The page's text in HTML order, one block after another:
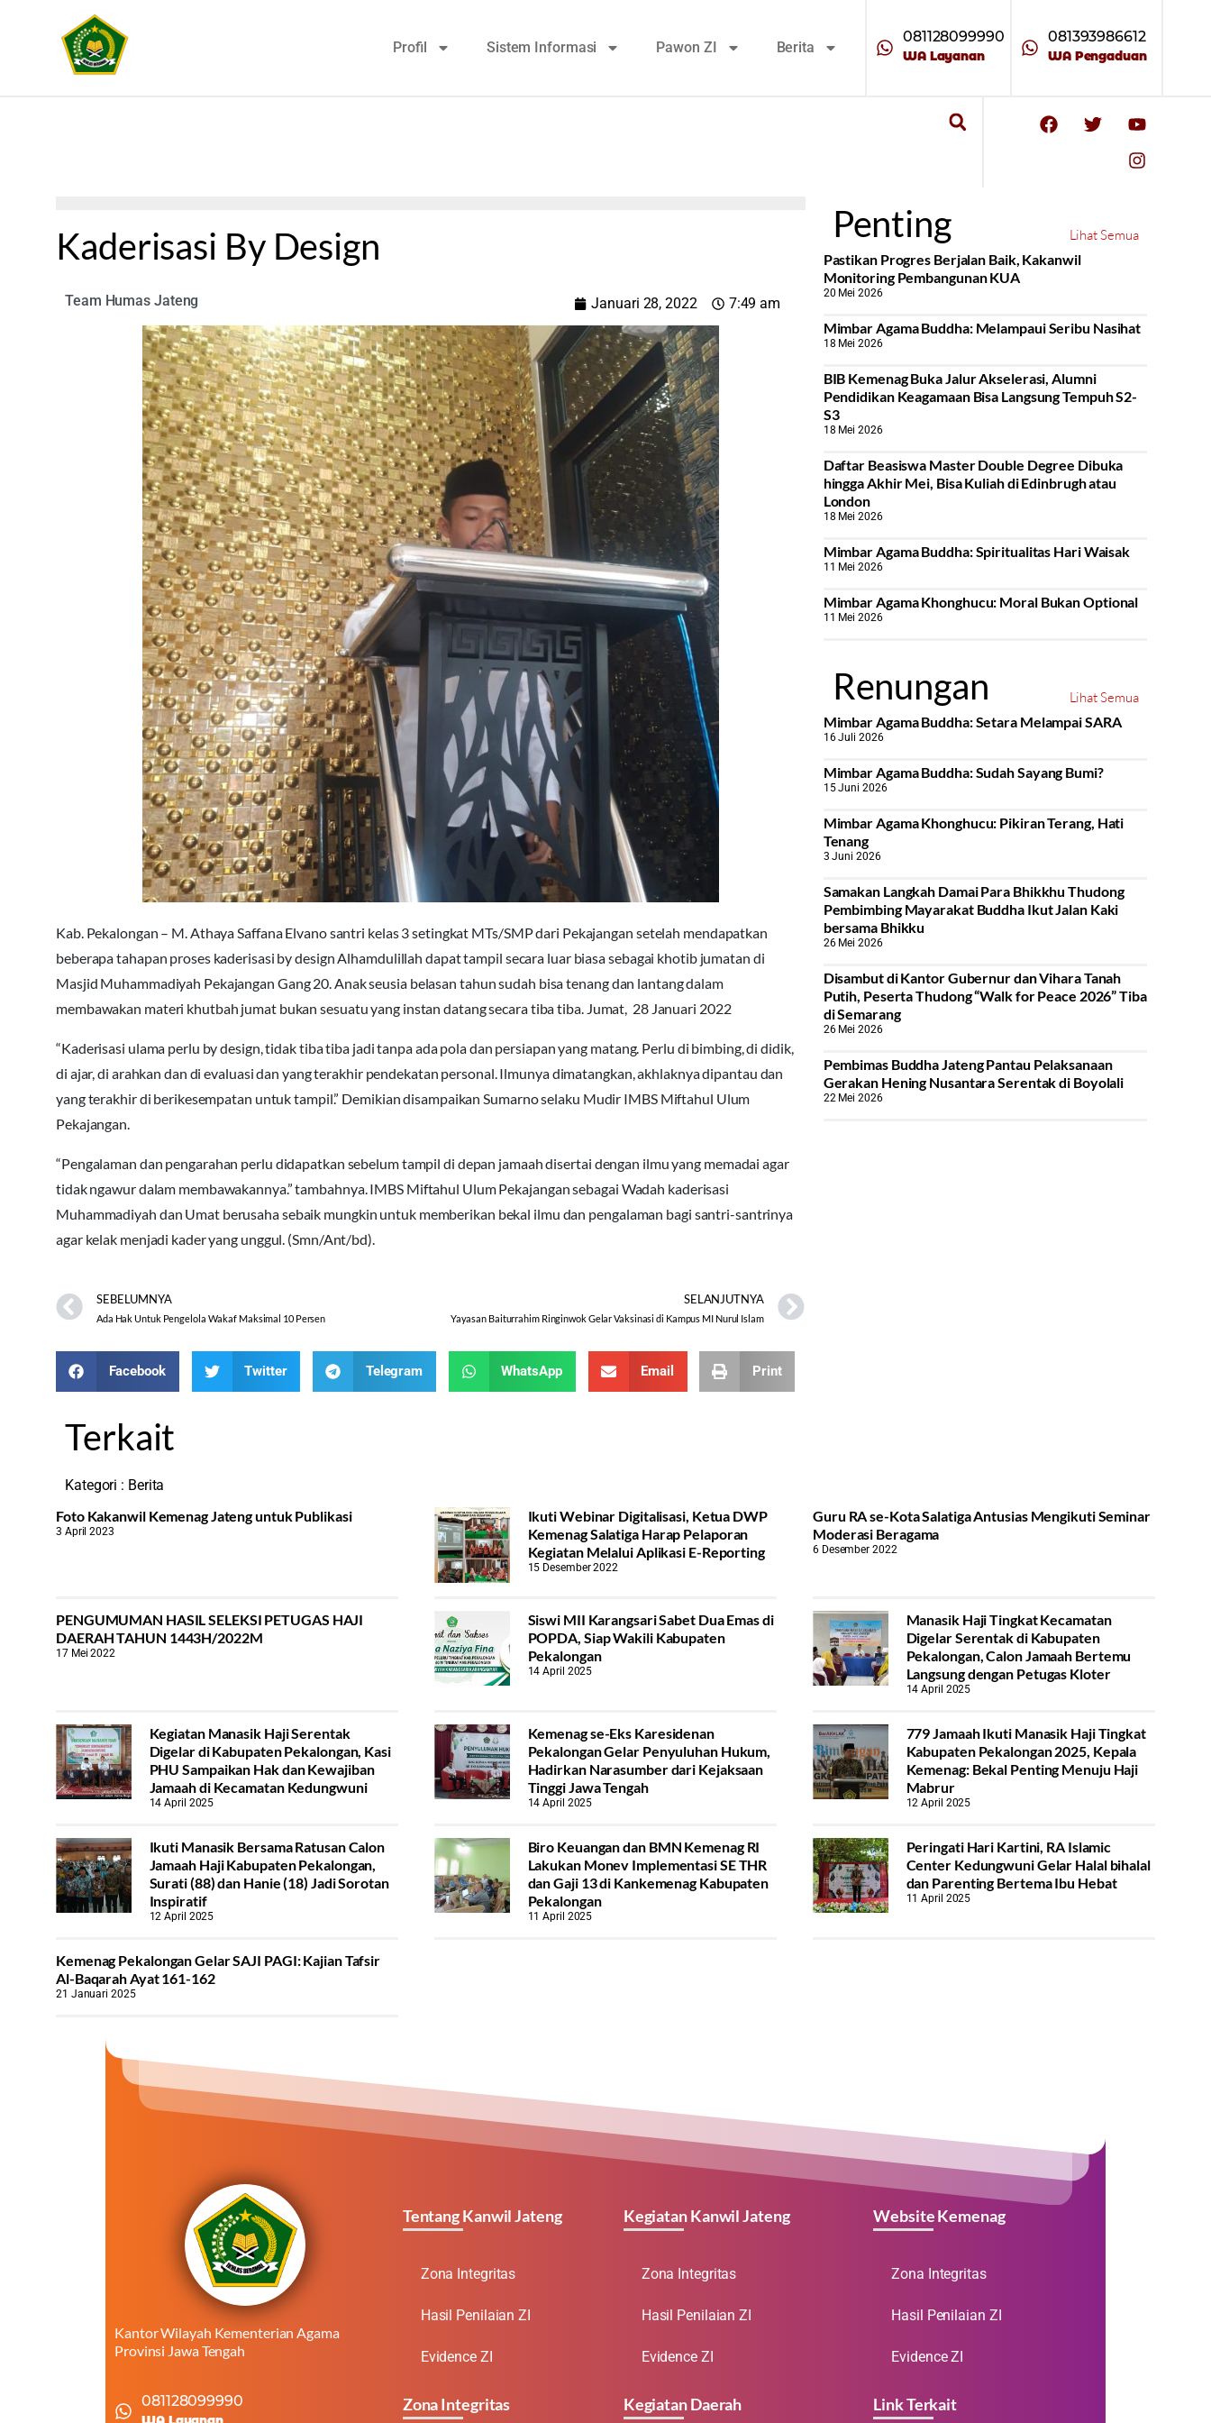
Profil Sistem Informasi Pawon ZI Berita
081128099990
WA Layanan
081393986612
WA Pengaduan
Kaderisasi By Design
Team Humas Jateng Januari 28, 2022 7:49 am
Kab. Pekalongan – M. Athaya Saffana Elvano santri kelas 3 setingkat MTs/SMP dari Pekajangan setelah mendapatkan
beberapa tahapan proses kaderisasi by design Alhamdulillah dapat tampil secara luar biasa sebagai khotib jumatan di
Masjid Muhammadiyah Pekajangan Gang 20. Anak seusia belasan tahun sudah bisa tenang dan lantang dalam
membawakan materi khutbah jumat bukan sesuatu yang instan datang secara tiba tiba. Jumat, 28 Januari 2022
“Kaderisasi ulama perlu by design, tidak tiba tiba jadi tanpa ada pola dan persiapan yang matang. Perlu di bimbing, di didik,
di ajar, di arahkan dan di evaluasi dan yang terakhir pendekatan personal. Ilmunya dimatangkan, akhlaknya dipantau dan
yang terakhir di berikesempatan untuk tampil.” Demikian disampaikan Sumarno selaku Mudir IMBS Miftahul Ulum
Pekajangan.
“Pengalaman dan pengarahan perlu didapatkan sebelum tampil di depan jamaah disertai dengan ilmu yang memadai agar
tidak ngawur dalam membawakannya.” tambahnya. IMBS Miftahul Ulum Pekajangan sebagai Wadah kaderisasi
Muhammadiyah dan Umat berusaha sebaik mungkin untuk memberikan bekal ilmu dan pengalaman bagi santri-santrinya
agar kelak menjadi kader yang unggul. (Smn/Ant/bd).
SEBELUMNYA
Ada Hak Untuk Pengelola Wakaf Maksimal 10 Persen
SELANJUTNYA
Yayasan Baiturrahim Ringinwok Gelar Vaksinasi di Kampus MI Nurul Islam
Facebook Twitter Telegram WhatsApp Email Print
Penting
Lihat Semua
Pastikan Progres Berjalan Baik, Kakanwil
Monitoring Pembangunan KUA
20 Mei 2026
Mimbar Agama Buddha: Melampaui Seribu Nasihat
18 Mei 2026
BIB Kemenag Buka Jalur Akselerasi, Alumni
Pendidikan Keagamaan Bisa Langsung Tempuh S2-
S3
18 Mei 2026
Daftar Beasiswa Master Double Degree Dibuka
hingga Akhir Mei, Bisa Kuliah di Edinbrugh atau
London
18 Mei 2026
Mimbar Agama Buddha: Spiritualitas Hari Waisak
11 Mei 2026
Mimbar Agama Khonghucu: Moral Bukan Optional
11 Mei 2026
Renungan
Lihat Semua
Mimbar Agama Buddha: Setara Melampai SARA
16 Juli 2026
Mimbar Agama Buddha: Sudah Sayang Bumi?
15 Juni 2026
Mimbar Agama Khonghucu: Pikiran Terang, Hati
Tenang
3 Juni 2026
Samakan Langkah Damai Para Bhikkhu Thudong
Pembimbing Mayarakat Buddha Ikut Jalan Kaki
bersama Bhikku
26 Mei 2026
Disambut di Kantor Gubernur dan Vihara Tanah
Putih, Peserta Thudong “Walk for Peace 2026” Tiba
di Semarang
26 Mei 2026
‎Pembimas Buddha Jateng Pantau Pelaksanaan
Gerakan Hening Nusantara Serentak di Boyolali
22 Mei 2026
Terkait
Kategori : Berita
Foto Kakanwil Kemenag Jateng untuk Publikasi
3 April 2023
Ikuti Webinar Digitalisasi, Ketua DWP
Kemenag Salatiga Harap Pelaporan
Kegiatan Melalui Aplikasi E-Reporting
15 Desember 2022
Guru RA se-Kota Salatiga Antusias Mengikuti Seminar
Moderasi Beragama
6 Desember 2022
PENGUMUMAN HASIL SELEKSI PETUGAS HAJI
DAERAH TAHUN 1443H/2022M
17 Mei 2022
Siswi MII Karangsari Sabet Dua Emas di
POPDA, Siap Wakili Kabupaten
Pekalongan
14 April 2025
Manasik Haji Tingkat Kecamatan
Digelar Serentak di Kabupaten
Pekalongan, Calon Jamaah Bertemu
Langsung dengan Petugas Kloter
14 April 2025
Kegiatan Manasik Haji Serentak
Digelar di Kabupaten Pekalongan, Kasi
PHU Sampaikan Hak dan Kewajiban
Jamaah di Kecamatan Kedungwuni
14 April 2025
Kemenag se-Eks Karesidenan
Pekalongan Gelar Penyuluhan Hukum,
Hadirkan Narasumber dari Kejaksaan
Tinggi Jawa Tengah
14 April 2025
779 Jamaah Ikuti Manasik Haji Tingkat
Kabupaten Pekalongan 2025, Kepala
Kemenag: Bekal Penting Menuju Haji
Mabrur
12 April 2025
Ikuti Manasik Bersama Ratusan Calon
Jamaah Haji Kabupaten Pekalongan,
Surati (88) dan Hanie (18) Jadi Sorotan
Inspiratif
12 April 2025
Biro Keuangan dan BMN Kemenag RI
Lakukan Monev Implementasi SE THR
dan Gaji 13 di Kankemenag Kabupaten
Pekalongan
11 April 2025
Peringati Hari Kartini, RA Islamic
Center Kedungwuni Gelar Halal bihalal
dan Parenting Bertema Ibu Hebat
11 April 2025
Kemenag Pekalongan Gelar SAJI PAGI: Kajian Tafsir
Al-Baqarah Ayat 161-162
21 Januari 2025
Kantor Wilayah Kementerian Agama
Provinsi Jawa Tengah
081128099990
Tentang Kanwil Jateng
Zona Integritas
Hasil Penilaian ZI
Evidence ZI
Zona Integritas
Kegiatan Kanwil Jateng
Zona Integritas
Hasil Penilaian ZI
Evidence ZI
Kegiatan Daerah
Website Kemenag
Zona Integritas
Hasil Penilaian ZI
Evidence ZI
Link Terkait